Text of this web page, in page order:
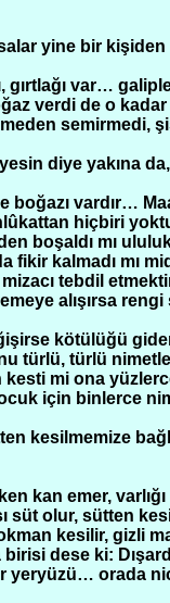
yine bir
gırtlağı var…
verdi de o
semirmedi,
diye yakına
vardır…
hiçbiri
boşaldı mı
fikir kalmadı mı
tebdil
alışırsa
kötülüğü
türlü, türlü
mi ona
için binlerce
kesilmemize
kan emer,
süt olur, sütten
kesilir, gizli
birisi dese ki:
yeryüzü… orada